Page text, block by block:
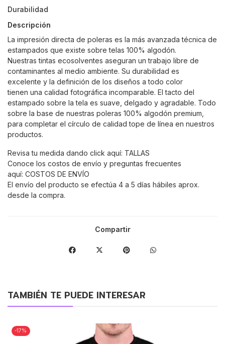
Durabilidad
Descripción
La impresión directa de poleras es la más avanzada técnica de
estampados que existe sobre telas 100% algodón.
Nuestras tintas ecosolventes aseguran un trabajo libre de
contaminantes al medio ambiente. Su durabilidad es
excelente y la definición de los diseños a todo color
tienen una calidad fotográfica incomparable. El tacto del
estampado sobre la tela es suave, delgado y agradable. Todo
sobre la base de nuestras poleras 100% algodón premium,
para completar el círculo de calidad tope de línea en nuestros
productos.
Revisa tu medida dando click aquí: TALLAS
Conoce los costos de envío y preguntas frecuentes
aquí: COSTOS DE ENVÍO
El envío del producto se efectúa 4 a 5 días hábiles aprox.
desde la compra.
Compartir
TAMBIÉN TE PUEDE INTERESAR
-17%